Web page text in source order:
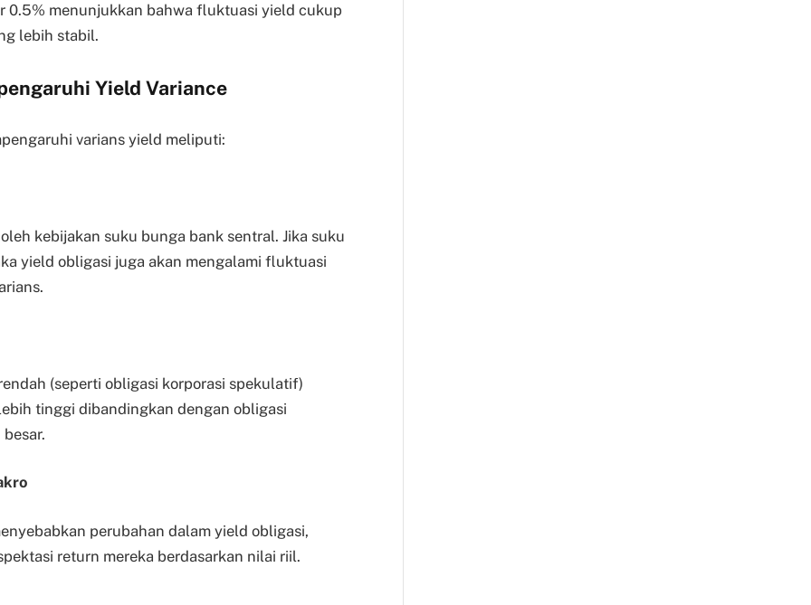
0.5% menunjukkan bahwa fluktuasi yield cukup
lebih stabil.
Yield Variance
varians yield meliputi:
kebijakan suku bunga bank sentral. Jika suku
yield obligasi juga akan mengalami fluktuasi
(seperti obligasi korporasi spekulatif)
tinggi dibandingkan dengan obligasi
perubahan dalam yield obligasi,
return mereka berdasarkan nilai riil.